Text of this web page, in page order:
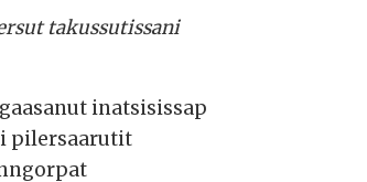
takussutissani
inatsisissap
pilersaarutit